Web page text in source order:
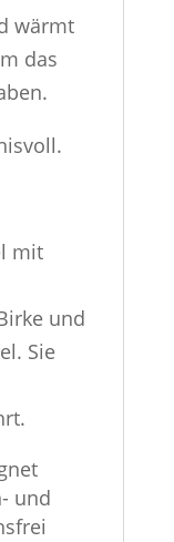
wärmt
das
mit
und
Sie
und